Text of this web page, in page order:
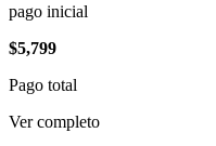
pago inicial
$5,799
Pago total
Ver completo